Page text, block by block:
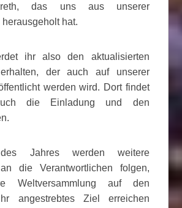
das uns aus unserer
hat.
ihr also den aktualisierten
erhalten, der auch auf unserer
werden wird. Dort findet
die Einladung und den
Jahres werden weitere
die Verantwortlichen folgen,
Weltversammlung auf den
angestrebtes Ziel erreichen